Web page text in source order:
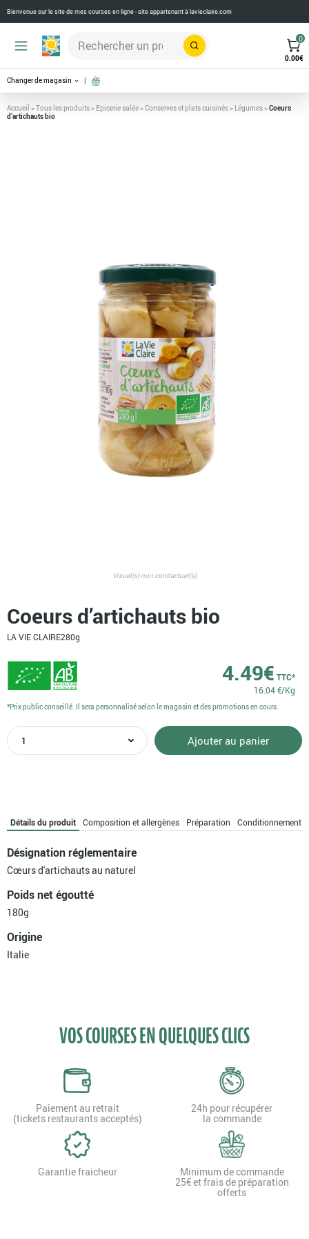
Bienvenue sur le site de mes courses en ligne - site appartenant àlavieclaire.com
Rechercher
0
0.00€
Changer de magasin
Accueil >Tous les produits> Epicerie salée>Conserves et plats cuisinés> Légumes>Coeurs
d’artichauts bio
Visuel(s) non contractuel(s)
Coeurs d’artichauts bio
LA VIE CLAIRE280g
4.49€ TTC*
16.04 €/Kg
quantité
de
Ajouter au panier
*Prix public conseillé. Il sera personnalisé selon le magasin et des promotions en cours.
Détails du produit Composition et allergènes Préparation Conditionnement
Désignation réglementaire
Cœurs d'artichauts au naturel
Poids net égoutté
180g
Origine
Italie
VOS COURSES EN QUELQUES CLICS
Paiement au retrait
(tickets restaurants acceptés)
24h pour récupérer
la commande
Garantie fraicheur Minimum de commande
25€ et frais de préparation
offerts